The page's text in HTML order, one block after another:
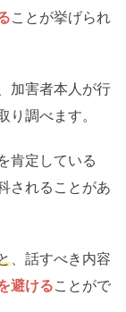
ことが挙げられ
加害者本人が行
り調べます。
肯定している
されることがあ
、話すべき内容
避けることがで